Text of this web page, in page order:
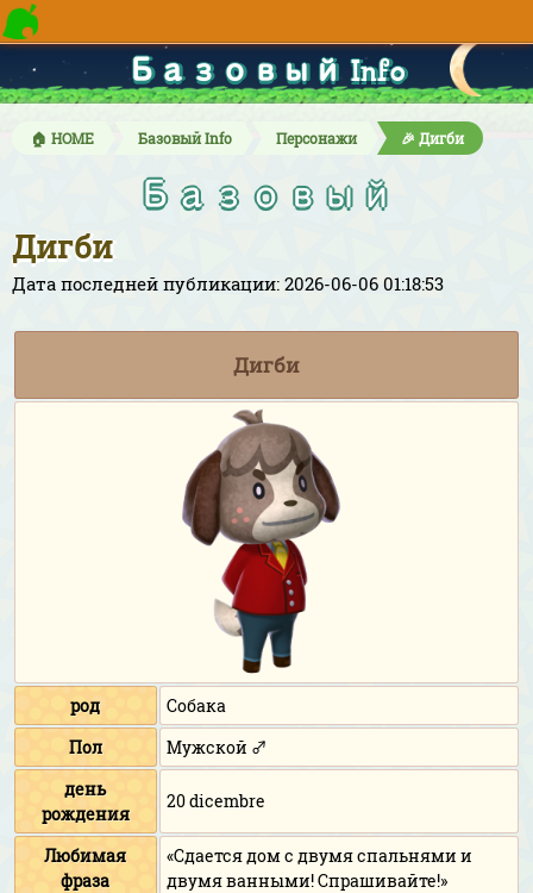
Базовый Info
🏠 HOME Базовый Info Персонажи 🎉 Дигби
Базовый
Дигби
Дата последней публикации: 2026-06-06 01:18:53
Дигби
род
Собака
Пол
Мужской ♂
день
рождения
20 dicembre
Любимая
фраза
«Сдается дом с двумя спальнями и
двумя ванными! Спрашивайте!»